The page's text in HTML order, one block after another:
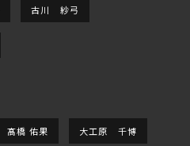
古川 紗弓
髙橋 佑果 大工原 千博